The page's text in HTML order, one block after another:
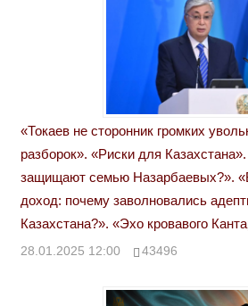
«Токаев не сторонник громких
разборок». «Риски для
защищают семью Назарбаевых?».
доход: почему заволновались
Казахстана?». «Эхо кровавого
28.01.2025 12:00 43496